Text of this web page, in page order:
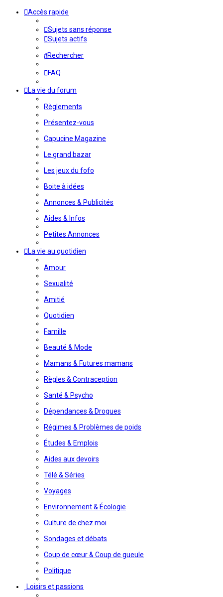
Accès rapide
Sujets sans réponse
Sujets actifs
Rechercher
FAQ
La vie du forum
Règlements
Présentez-vous
Capucine Magazine
Le grand bazar
Les jeux du fofo
Boite à idées
Annonces & Publicités
Aides & Infos
Petites Annonces
La vie au quotidien
Amour
Sexualité
Amitié
Quotidien
Famille
Beauté & Mode
Mamans & Futures mamans
Règles & Contraception
Santé & Psycho
Dépendances & Drogues
Régimes & Problèmes de poids
Études & Emplois
Aides aux devoirs
Télé & Séries
Voyages
Environnement & Écologie
Culture de chez moi
Sondages et débats
Coup de cœur & Coup de gueule
Politique
Loisirs et passions